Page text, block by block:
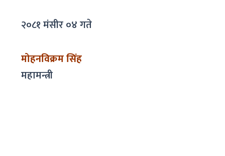
२०८१ मंसीर ०४ गते
मोहनविक्रम सिंह
महामन्त्री